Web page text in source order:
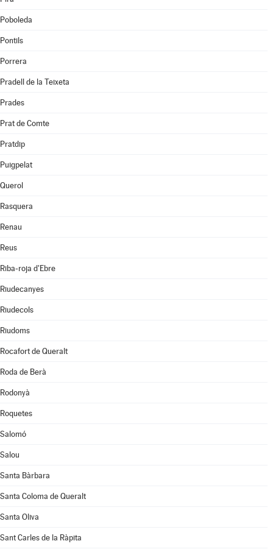
Poboleda
Pontils
Porrera
Pradell de la Teixeta
Prades
Prat de Comte
Pratdip
Puigpelat
Querol
Rasquera
Renau
Reus
Riba-roja d'Ebre
Riudecanyes
Riudecols
Riudoms
Rocafort de Queralt
Roda de Berà
Rodonyà
Roquetes
Salomó
Salou
Santa Bàrbara
Santa Coloma de Queralt
Santa Oliva
Sant Carles de la Ràpita